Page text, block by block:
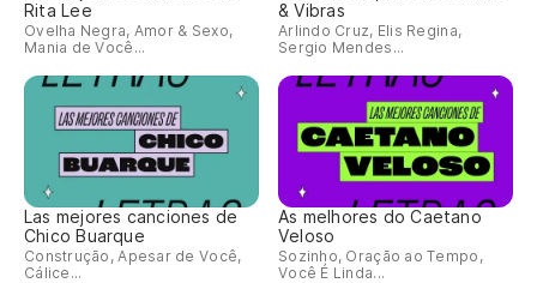
Rita Lee
Ovelha Negra, Amor & Sexo,
Mania de Você...
& Vibras
Arlindo Cruz, Elis Regina,
Sergio Mendes...
Las mejores canciones de
Chico Buarque
Construção, Apesar de Você,
Cálice...
As melhores do Caetano
Veloso
Sozinho, Oração ao Tempo,
Você É Linda...